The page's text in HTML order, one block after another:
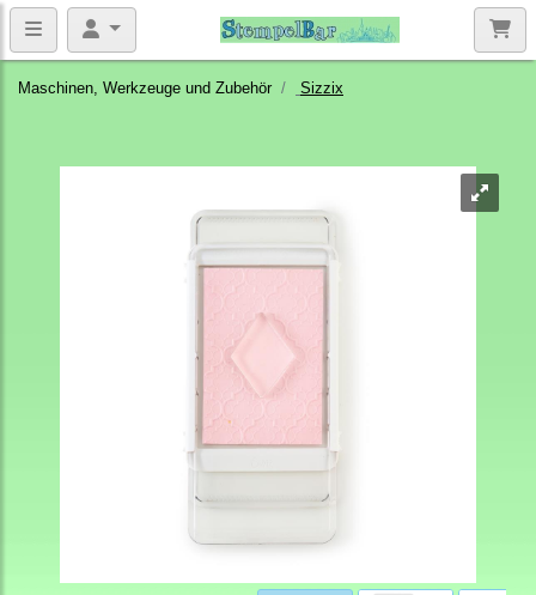
Maschinen, Werkzeuge und Zubehör Sizzix